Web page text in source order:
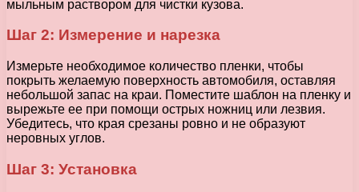
мыльным раствором для чистки кузова.
Шаг 2: Измерение и нарезка
Измерьте необходимое количество пленки, чтобы
покрыть желаемую поверхность автомобиля, оставляя
небольшой запас на краи. Поместите шаблон на пленку и
вырежьте ее при помощи острых ножниц или лезвия.
Убедитесь, что края срезаны ровно и не образуют
неровных углов.
Шаг 3: Установка